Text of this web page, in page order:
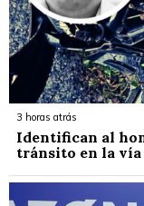
3 horas atrás
Identifican al
tránsito en la vía